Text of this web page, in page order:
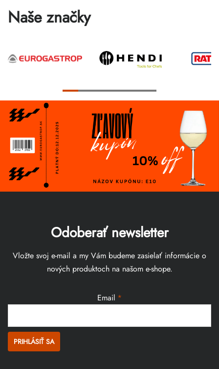
Naše značky
Odoberať newsletter
Vložte svoj e-mail a my Vám budeme zasielať informácie o
nových produktoch na našom e-shope.
Email
PRIHLÁSIŤ SA